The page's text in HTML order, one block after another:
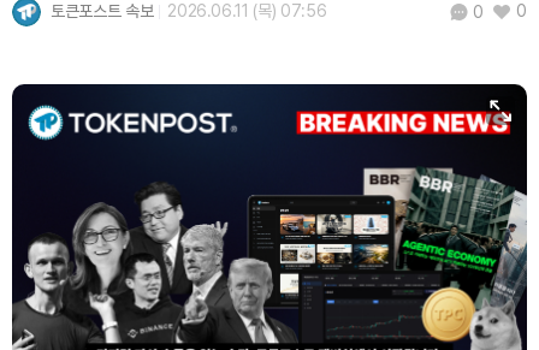
Dogecoin (DOGE) ₩99.17(+0.56%)
₩91,480,424
토큰포스트 속보 2026.06.11 (목) 07:56 0 0